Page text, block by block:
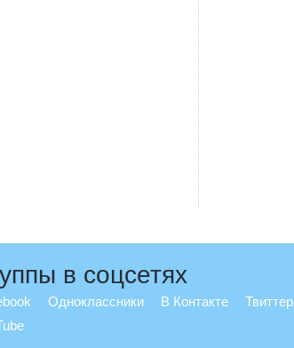
в соцсетях
Одноклассники В Контакте
Твиттер